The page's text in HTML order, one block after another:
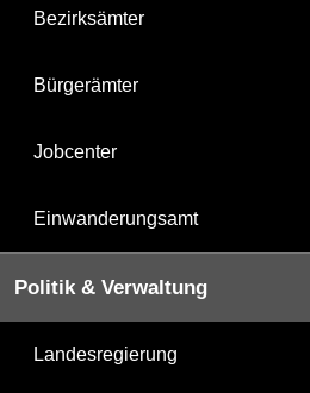
Bezirksämter
Bürgerämter
Jobcenter
Einwanderungsamt
Politik & Verwaltung
Landesregierung